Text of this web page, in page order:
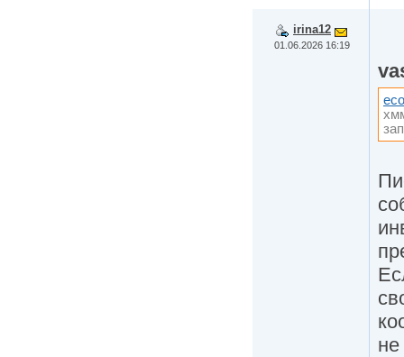
irina12
01.06.2026 16:19
не